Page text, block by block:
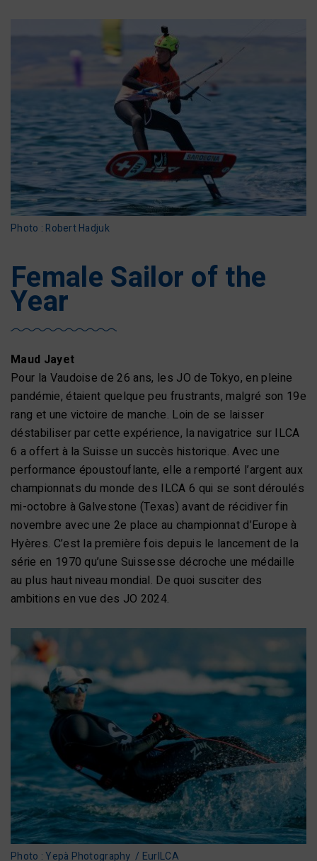
Photo : Robert Hadjuk
Female Sailor of the
Year
Photo : Yepà Photography / EurILCA
Maud Jayet
Pour la Vaudoise de 26 ans, les JO de Tokyo, en pleine
pandémie, étaient quelque peu frustrants, malgré son 19e
rang et une victoire de manche. Loin de se laisser
déstabiliser par cette expérience, la navigatrice sur ILCA
6 a offert à la Suisse un succès historique. Avec une
performance époustouflante, elle a remporté l’argent aux
championnats du monde des ILCA 6 qui se sont déroulés
mi-octobre à Galvestone (Texas) avant de récidiver fin
novembre avec une 2e place au championnat d’Europe à
Hyères. C’est la première fois depuis le lancement de la
série en 1970 qu’une Suissesse décroche une médaille
au plus haut niveau mondial. De quoi susciter des
ambitions en vue des JO 2024.